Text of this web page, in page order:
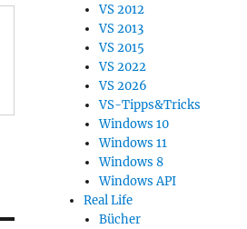
VS 2012
VS 2013
VS 2015
VS 2022
VS 2026
VS-Tipps&Tricks
Windows 10
Windows 11
Windows 8
Windows API
Real Life
Bücher